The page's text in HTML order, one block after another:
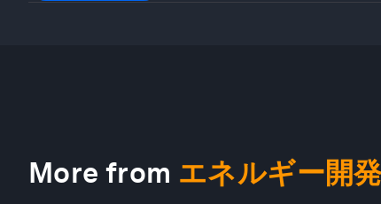
More from エネルギー開